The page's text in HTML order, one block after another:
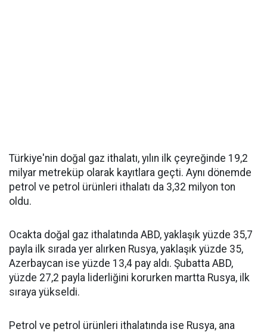
Türkiye'nin doğal gaz ithalatı, yılın ilk çeyreğinde 19,2
milyar metreküp olarak kayıtlara geçti. Aynı dönemde
petrol ve petrol ürünleri ithalatı da 3,32 milyon ton
oldu.
Ocakta doğal gaz ithalatında ABD, yaklaşık yüzde 35,7
payla ilk sırada yer alırken Rusya, yaklaşık yüzde 35,
Azerbaycan ise yüzde 13,4 pay aldı. Şubatta ABD,
yüzde 27,2 payla liderliğini korurken martta Rusya, ilk
sıraya yükseldi.
Petrol ve petrol ürünleri ithalatında ise Rusya, ana